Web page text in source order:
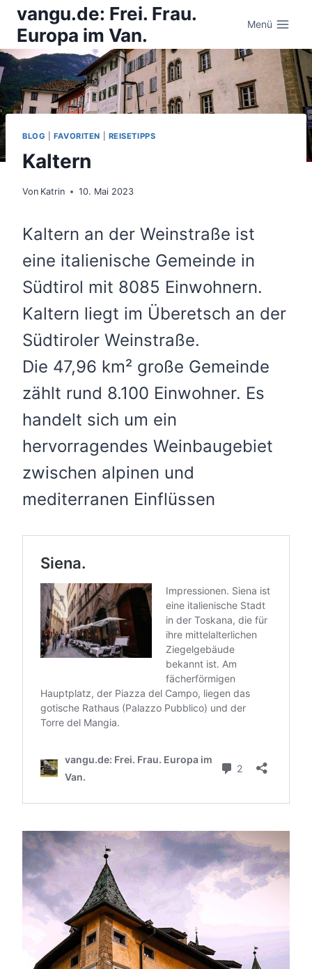
Zum
Inhalt
springen
vangu.de: Frei. Frau.
Europa im Van.
Menü
BLOG FAVORITEN REISETIPPS
Kaltern
Von Katrin 10. Mai 2023
Kaltern an der Weinstraße ist
eine italienische Gemeinde in
Südtirol mit 8085 Einwohnern.
Kaltern liegt im Überetsch an der
Südtiroler Weinstraße.
Die 47,96 km² große Gemeinde
zählt rund 8.100 Einwohner. Es
handelt sich um ein
hervorragendes Weinbaugebiet
zwischen alpinen und
mediterranen Einflüssen